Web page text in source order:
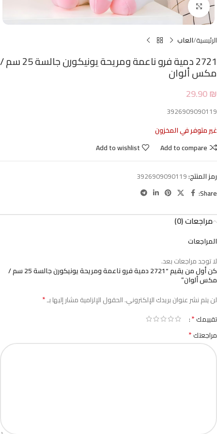
Click to enlarge
الرئيسية العاب
2721 دمية فرو ناعمة ومريحة يونيكورن جالسة 25 سم /
مكس ألوان
29.90₪
3926909090119
غير متوفر في المخزون
Add to compare
Add to wishlist
رمز المنتج:3926909090119
Share:
مراجعات (0)
المراجعات
لا توجد مراجعات بعد.
كن أول من يقيم “2721 دمية فرو ناعمة ومريحة يونيكورن جالسة 25 سم /
مكس ألوان”
لن يتم نشر عنوان بريدك الإلكتروني.الحقول الإلزامية مشار إليها بـ*
تقييمك*
مراجعتك*